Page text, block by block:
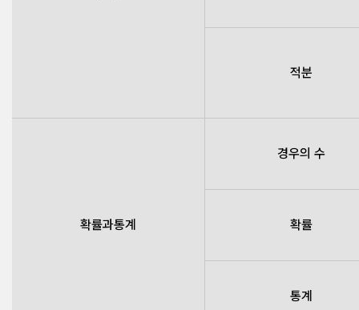
적분
확률과통계
경우의 수
확률
통계